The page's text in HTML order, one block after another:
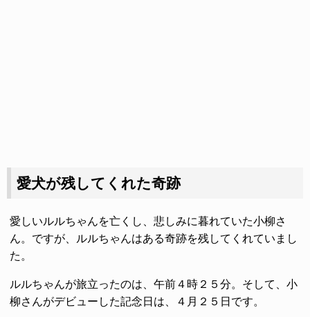
愛犬が残してくれた奇跡
愛しいルルちゃんを亡くし、悲しみに暮れていた小柳さ
ん。ですが、ルルちゃんはある奇跡を残してくれていまし
た。
ルルちゃんが旅立ったのは、午前４時２５分。そして、小
柳さんがデビューした記念日は、４月２５日です。